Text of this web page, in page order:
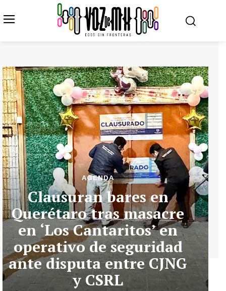
AGENDA
Clausuran bares en
Querétaro tras masacre
en ‘Los Cantaritos’ en
operativo de seguridad
ante disputa entre CJNG
y CSRL